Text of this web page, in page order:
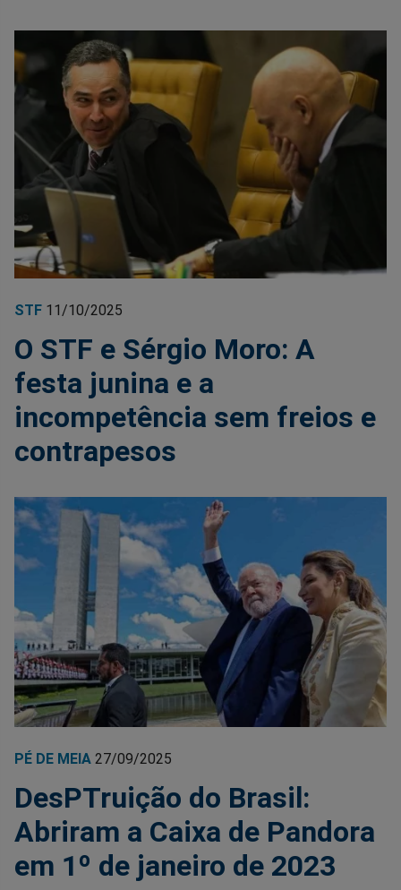
STF 11/10/2025
O STF e Sérgio Moro: A
festa junina e a
incompetência sem freios e
contrapesos
PÉ DE MEIA 27/09/2025
DesPTruição do Brasil:
Abriram a Caixa de Pandora
em 1º de janeiro de 2023